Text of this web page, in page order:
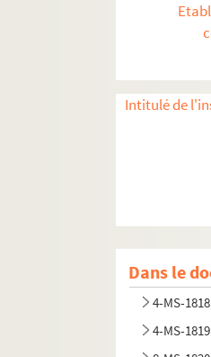
Intitulé de
Dans le
Épreuve
2-MS-
Le
Paris
Les
2-MS-
Le Cours-
4-MS-
4-MS-